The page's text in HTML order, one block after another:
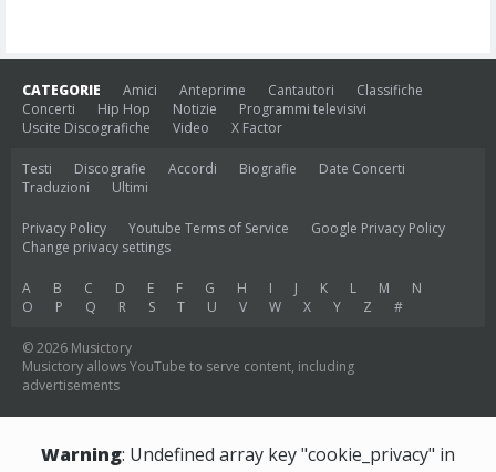
CATEGORIE Amici Anteprime Cantautori
Classifiche
Concerti
Hip Hop Notizie
Programmi televisivi
Uscite Discografiche
Video X Factor
Testi Discografie Accordi Biografie
Date Concerti
Traduzioni
Ultimi
Privacy Policy Youtube Terms of Service
Google Privacy Policy
Change privacy settings
A B C D E F G H I J K L M
N
O
P Q R S T U V W X Y Z #
© 2026 Musictory
Musictory allows YouTube to serve content, including
advertisements
Warning: Undefined array key "cookie_privacy" in